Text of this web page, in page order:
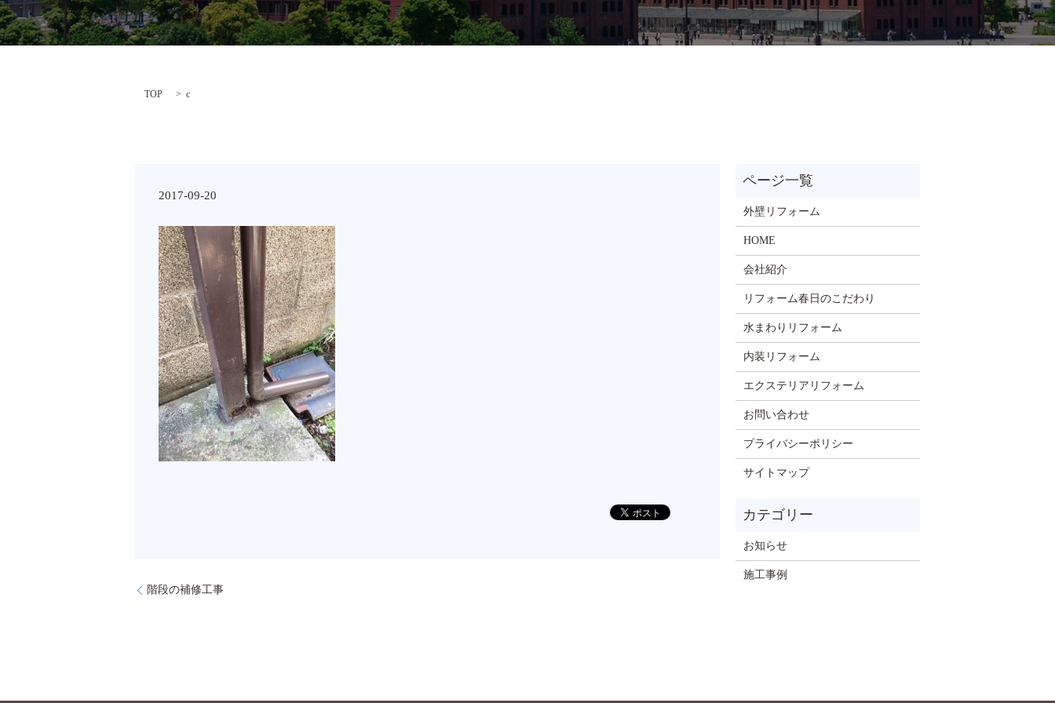
TOP c
2017-09-20
階段の補修工事
外壁リフォーム
HOME
会社紹介
リフォーム春日のこだわり
水まわりリフォーム
内装リフォーム
エクステリアリフォーム
お問い合わせ
プライバシーポリシー
サイトマップ
お知らせ
施工事例